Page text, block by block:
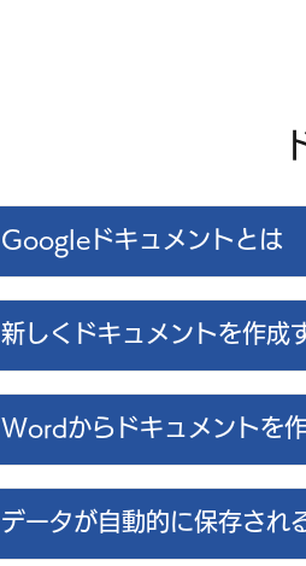
Googleドキュメントとは
新しくドキュメントを作成
Wordからドキュメントを
データが自動的に保存され